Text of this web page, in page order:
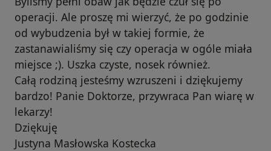
operacji. Ale proszę mi wierzyć, że po godzinie
od wybudzenia był w takiej formie, że
zastanawialiśmy się czy operacja w ogóle miała
miejsce ;). Uszka czyste, nosek również.
Całą rodziną jesteśmy wzruszeni i dziękujemy
bardzo! Panie Doktorze, przywraca Pan wiarę w
lekarzy!
Dziękuję
Justyna Masłowska Kostecka